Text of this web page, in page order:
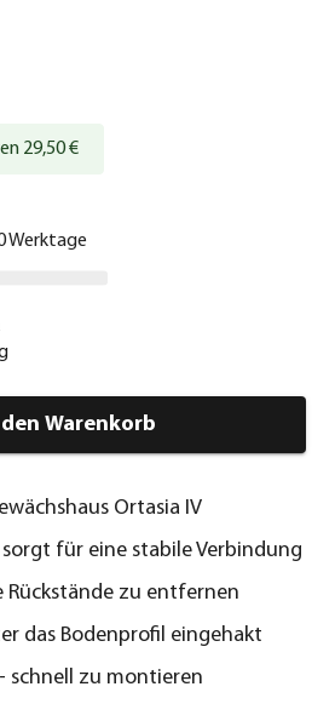
29,50 €
Werktage
den Warenkorb
Ortasia IV
für eine stabile Verbindung
Rückstände zu entfernen
das Bodenprofil eingehakt
schnell zu montieren